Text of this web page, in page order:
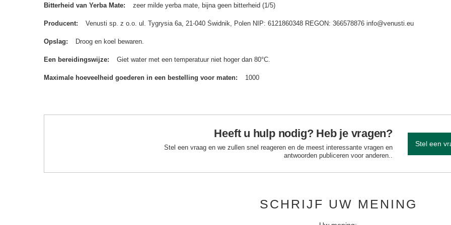
Bitterheid van Yerba Mate zeer milde yerba mate, bijna geen bitterheid (1/5)
Producent Venusti sp. z o.o. ul. Tygrysia 6a, 21-040 Świdnik, Polen NIP: 6121860348 REGON: 366578876 info@venusti.eu
Opslag Droog en koel bewaren.
Een bereidingswijze Giet water met een temperatuur niet hoger dan 80°C.
Maximale hoeveelheid goederen in een bestelling voor maten 1000
Heeft u hulp nodig? Heb je vragen?
Stel een vraag en we zullen snel reageren en de meest interessante vragen en
antwoorden publiceren voor anderen..
Stel een
SCHRIJF UW MENING